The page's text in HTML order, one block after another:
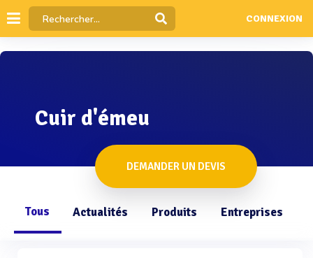
CONNEXION
Cuir d'émeu
DEMANDER UN DEVIS
Tous Actualités Produits Entreprises